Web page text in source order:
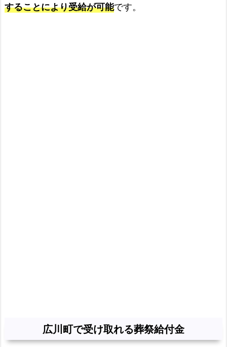
で
点
することにより受給が可能です。
広川町で受け取れる葬祭給付金